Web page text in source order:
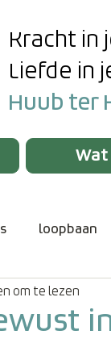
Kracht in
Liefde in
Huub ter
loopbaan
authentiek
om te lezen